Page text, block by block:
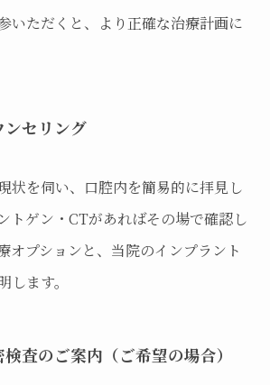
いただくと、より正確な治療計画に
セリング
状を伺い、口腔内を簡易的に拝見し
トゲン・CTがあればその場で確認し
オプションと、当院のインプラント
ます。
査のご案内（ご希望の場合）